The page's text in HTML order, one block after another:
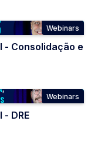
Webinars
- Consolidação e
Webinars
DRE